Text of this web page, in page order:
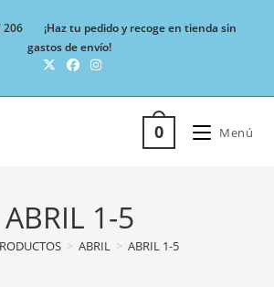
206
¡Haz tu pedido y recoge en tienda sin
gastos de envío!
0 Menú
ABRIL 1-5
> ABRIL > ABRIL 1-5